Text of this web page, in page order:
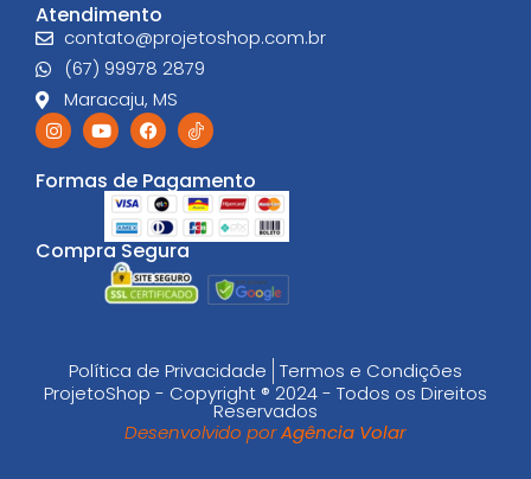
Atendimento
contato@projetoshop.com.br
(67) 99978 2879
Maracaju, MS
Compra Segura
Formas de Pagamento
ProjetoShop - Copyright ® 2024 - Todos os Direitos
Reservados
Desenvolvido porAgência Volar
Política de Privacidade Termos e Condições​